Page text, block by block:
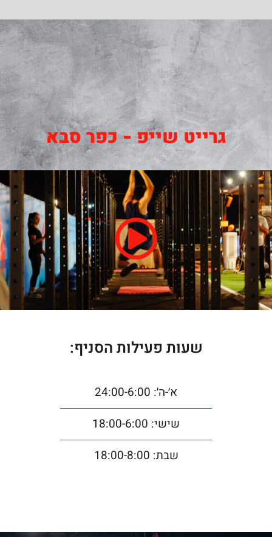
גרייט שייפ - כפר סבא
שעות פעילות הסניף:
א׳-ה׳: 24:00-6:00
שישי: 18:00-6:00
שבת: 18:00-8:00